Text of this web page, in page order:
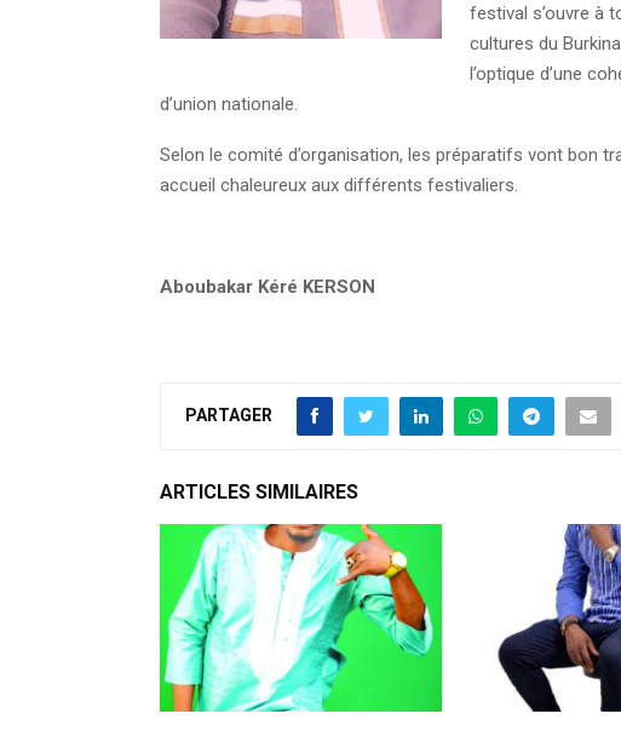
festival s’ouvre à
cultures du
l’optique d’une
d’union nationale.
Selon le comité d’organisation, les préparatifs vont bon
accueil chaleureux aux différents festivaliers.
Aboubakar Kéré KERSON
PARTAGER
ARTICLES SIMILAIRES